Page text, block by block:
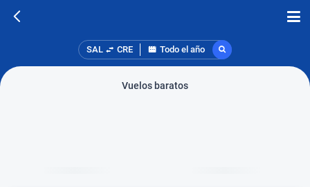
SAL CRE Todo el año
Vuelos baratos